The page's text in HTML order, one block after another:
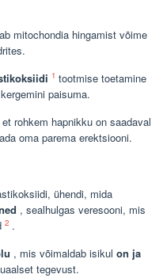
mitochondia hingamist võime
1 tootmise toetamine
paisuma.
rohkem hapnikku on saadaval
oma parema erektsiooni.
ühendi, mida
, sealhulgas veresooni, mis
2 .
, mis võimaldab isikul on ja
tegevust.